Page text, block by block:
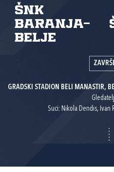
ŠNK
Baranja-
Belje
GRADSKI STADION BELI
Suci: Nikola Dendis, Ivan